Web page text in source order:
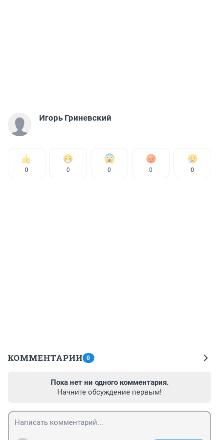
Игорь Гриневский
0 0 0 0 0
КОММЕНТАРИИ 0
Пока нет ни одного комментария.
Начните обсуждение первым!